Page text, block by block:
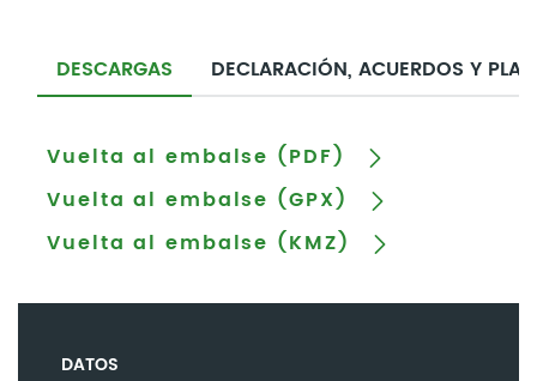
DESCARGAS DECLARACIÓN, ACUERDOS Y
Vuelta al embalse (PDF)
Vuelta al embalse (GPX)
Vuelta al embalse (KMZ)
DATOS